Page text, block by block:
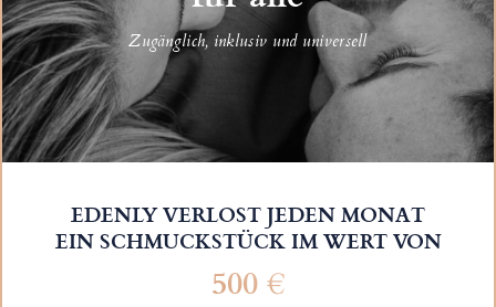
Zugänglich, inklusiv und universell
EDENLY VERLOST JEDEN MONAT
EIN SCHMUCKSTÜCK IM WERT VON
500 €